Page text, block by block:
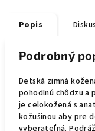
Popis
Podrobný
Detská zimná
pohodlnú chôdzu a
je celokožená s
kožušinou aby pre
vyberateľná.